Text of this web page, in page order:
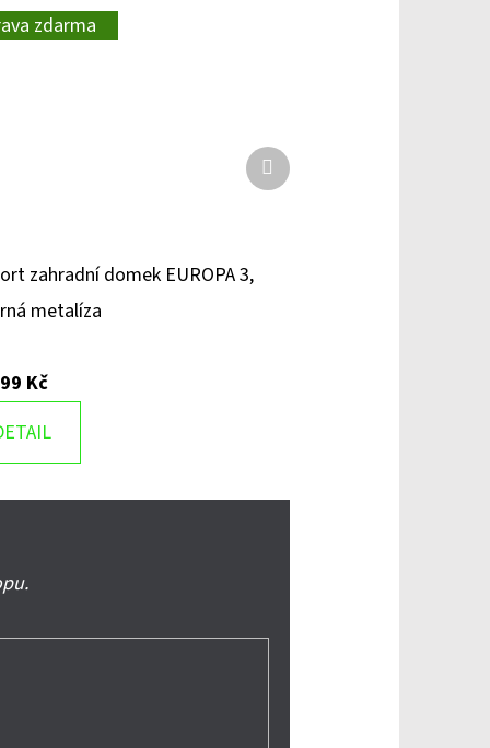
zdarma
zahradní domek EUROPA 3,
metalíza
Kč
Další
produkt